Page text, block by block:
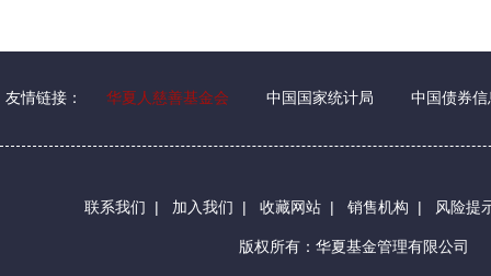
友情链接： 华夏人慈善基金会 中国国家统计局 中国债券信
联系我们 | 加入我们 | 收藏网站 | 销售机构 | 风险提
版权所有：华夏基金管理有限公司